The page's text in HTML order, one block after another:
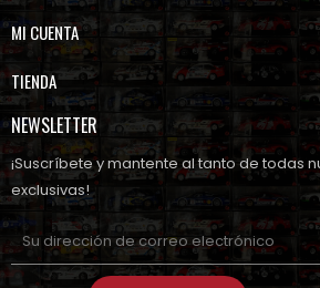
MI CUENTA
TIENDA
NEWSLETTER
¡Suscríbete y mantente al tanto de todas
exclusivas!